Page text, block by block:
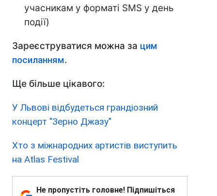
учасникам у форматі SMS у день
події)
Зареєструватися можна за цим
посиланням.
Ще більше цікавого:
У Львові відбудеться грандіозний
концерт "Зерно Джазу"
Хто з міжнародних артистів виступить
на Atlas Festival
Не пропустіть головне! Підпишіться